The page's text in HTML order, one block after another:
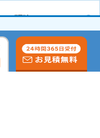
リ駆除コラム
るご質問